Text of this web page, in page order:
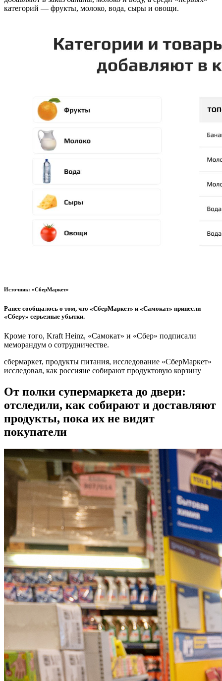
категорий — фрукты, молоко, вода, сыры и овощи.
Источник: «СберМаркет»
Ранее сообщалось о том, что «СберМаркет» и «Самокат» принесли
«Сберу» серьезные убытки.
Кроме того, Kraft Heinz, «Самокат» и «Сбер» подписали
меморандум о сотрудничестве.
сбермаркет, продукты питания, исследование «СберМаркет»
исследовал, как россияне собирают продуктовую корзину
От полки супермаркета до двери:
отследили, как собирают и доставляют
продукты, пока их не видят
покупатели